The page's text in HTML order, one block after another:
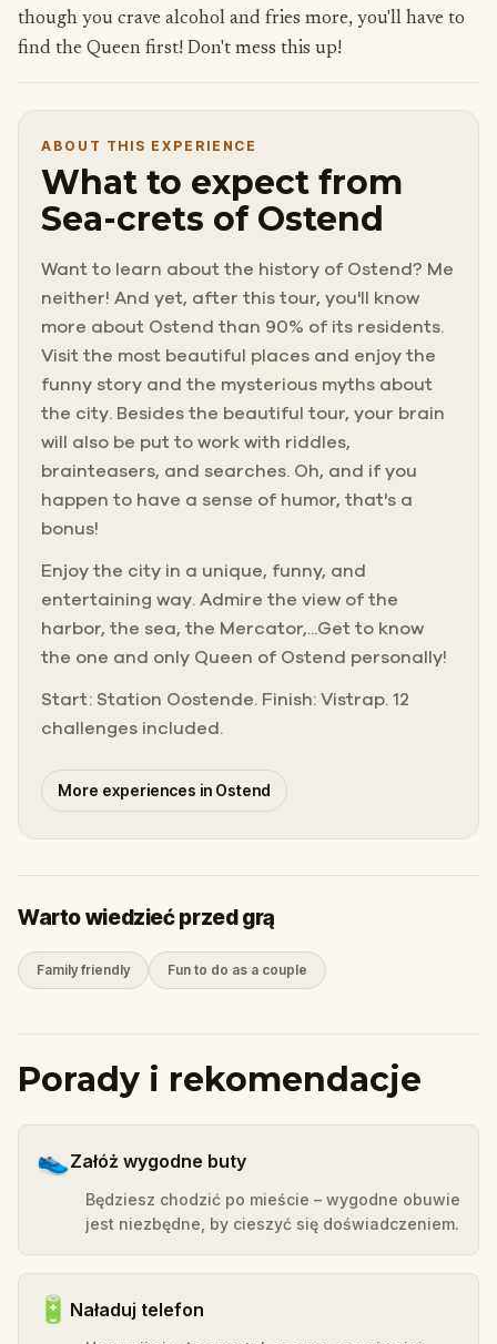
though you crave alcohol and fries more, you'll have to
find the Queen first! Don't mess this up!
ABOUT THIS EXPERIENCE
What to expect from
Sea-crets of Ostend
Want to learn about the history of Ostend? Me
neither! And yet, after this tour, you'll know
more about Ostend than 90% of its residents.
Visit the most beautiful places and enjoy the
funny story and the mysterious myths about
the city. Besides the beautiful tour, your brain
will also be put to work with riddles,
brainteasers, and searches. Oh, and if you
happen to have a sense of humor, that's a
bonus!
Enjoy the city in a unique, funny, and
entertaining way. Admire the view of the
harbor, the sea, the Mercator,...Get to know
the one and only Queen of Ostend personally!
Start: Station Oostende. Finish: Vistrap. 12
challenges included.
More experiences in Ostend
Warto wiedzieć przed grą
Family friendly Fun to do as a couple
Porady i rekomendacje
👟Załóż wygodne buty
Będziesz chodzić po mieście – wygodne obuwie
jest niezbędne, by cieszyć się doświadczeniem.
🔋 Naładuj telefon